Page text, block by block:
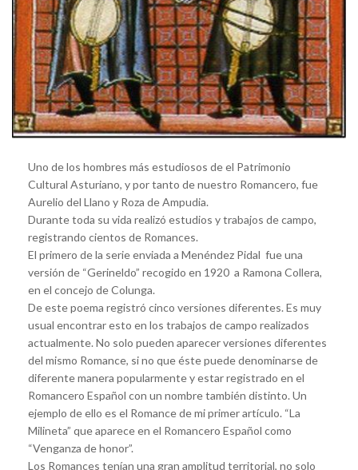
Uno de los hombres más estudiosos de el Patrimonio
Cultural Asturiano, y por tanto de nuestro Romancero, fue
Aurelio del Llano y Roza de Ampudia.
Durante toda su vida realizó estudios y trabajos de campo,
registrando cientos de Romances.
El primero de la serie enviada a Menéndez Pidal fue una
versión de “Gerineldo” recogido en 1920 a Ramona Collera,
en el concejo de Colunga.
De este poema registró cinco versiones diferentes. Es muy
usual encontrar esto en los trabajos de campo realizados
actualmente. No solo pueden aparecer versiones diferentes
del mismo Romance, si no que éste puede denominarse de
diferente manera popularmente y estar registrado en el
Romancero Español con un nombre también distinto. Un
ejemplo de ello es el Romance de mi primer artículo. “La
Milineta” que aparece en el Romancero Español como
“Venganza de honor”.
Los Romances tenían una gran amplitud territorial, no solo